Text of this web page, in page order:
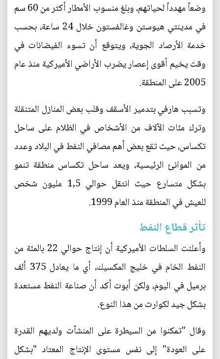
وضعاً مهدداً لحياتهم، وبلغ منسوب الأمطار أكثر من 60 سم
في مدينتي هيوستن وغالفستون خلال 24 ساعة، بحسب
خدمة الأرصاد الجوية، ويتوقع أن تسوء الفيضانات في
وقت يخيم أقوى إعصار يضرب الأراضي الأميركية منذ عام
2005 على المنطقة.
وتسبب هارفي بتدمير الأسقف وقلب بعض المنازل المتنقلة
وترك مئات الآلاف من الأشخاص في الظلام على ساحل
تكساس، حيث تقع بعض أهم مصافي النفط في البلاد وعدد
من الموانئ الرئيسية، ويعد ساحل تكساس منطقة تنمو
بشكل متسارع حيث انتقل حوالي 1,5 مليون شخص
للعيش في المنطقة منذ العام 1999.
تأثر قطاع النفط
وأعلنت السلطات الأميركية أن إنتاج حوالي 22 بالمئة من
النفط الخام في خليج المكسيك، أي ما يعادل 375 ألف
برميل في اليوم، ولكن أبوت أكد أن صناعة النفط مستعدة
بشكل جيد لكوارث من هذا النوع.
وقال "تمكنوا من السيطرة على المنشآت ولديهم القدرة
على العودة" إلى نفس مستوى الإنتاج المعتاد "بشكل